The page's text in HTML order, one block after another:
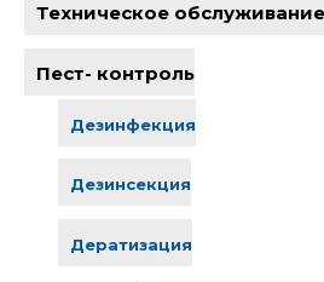
Техническое
Пест- контроль
Дезинфекция
Дезинсекция
Дератизация